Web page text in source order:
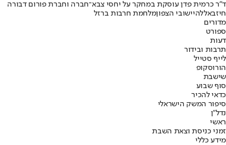
ד"ר כרמית פדן עוסקת במחקר על יחסי צבא־חברה וחברת פורום דבורה
חיזבאללהיישובי הצפוןמלחמת חרבות ברזל
מדורים
ספורט
דעות
תרבות ובידור
לייף סטייל
הורוסקופ
שישבת
סוף שבוע
כדאי להכיר
סיפור המשק הישראלי
נדל"ן
ראשי
זמני כניסת וצאת השבת
מידע כללי